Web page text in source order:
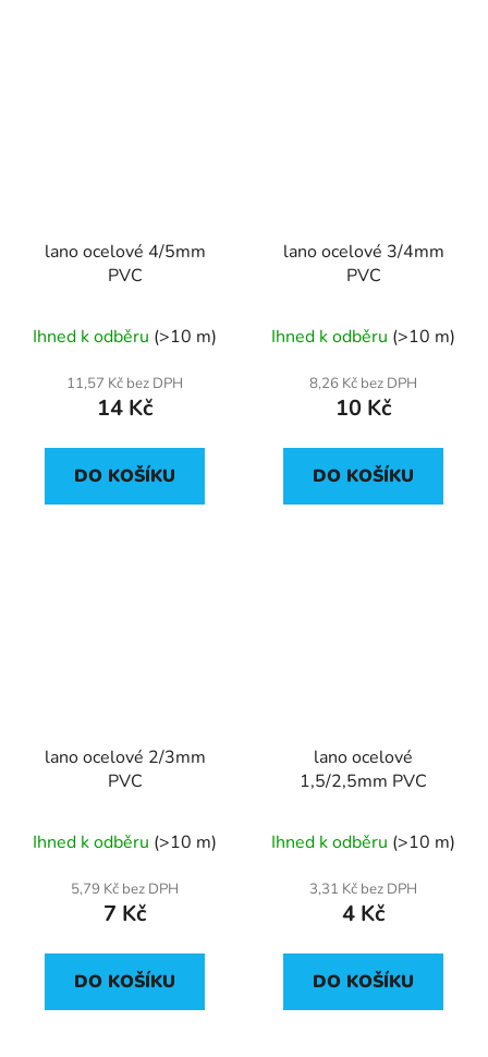
lano ocelové 4/5mm
PVC
Ihned k odběru (>10 m)
11,57 Kč bez DPH
14 Kč
DO KOŠÍKU
lano ocelové 3/4mm
PVC
Ihned k odběru (>10 m)
8,26 Kč bez DPH
10 Kč
DO KOŠÍKU
lano ocelové 2/3mm
PVC
Ihned k odběru (>10 m)
5,79 Kč bez DPH
7 Kč
DO KOŠÍKU
lano ocelové
1,5/2,5mm PVC
Ihned k odběru (>10 m)
3,31 Kč bez DPH
4 Kč
DO KOŠÍKU